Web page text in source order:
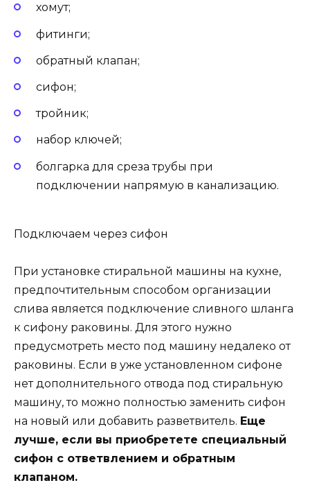
хомут;
фитинги;
обратный клапан;
сифон;
тройник;
набор ключей;
болгарка для среза трубы при
подключении напрямую в канализацию.
Подключаем через сифон
При установке стиральной машины на кухне,
предпочтительным способом организации
слива является подключение сливного шланга
к сифону раковины. Для этого нужно
предусмотреть место под машину недалеко от
раковины. Если в уже установленном сифоне
нет дополнительного отвода под стиральную
машину, то можно полностью заменить сифон
на новый или добавить разветвитель. Еще
лучше, если вы приобретете специальный
сифон с ответвлением и обратным
клапаном.